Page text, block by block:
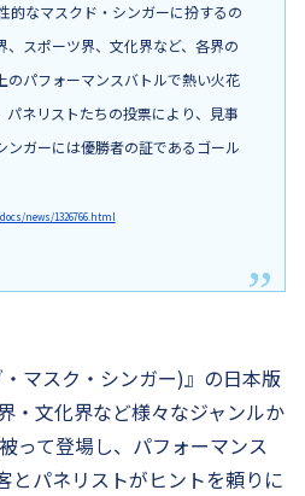
的なマスクド・シンガーに扮するの
、スポーツ界、文化界など、各界の
のパフォーマンスバトルで熱い火花
パネリストたちの投票により、見事
ンガーには優勝者の証であるゴール
news/1326766.html
マスク・シンガー)』の日本版
・文化界など様々なジャンルか
って登場し、パフォーマンス
とパネリストがヒントを頼りに